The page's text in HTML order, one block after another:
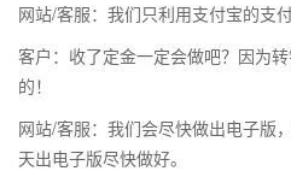
网站/客服：我们只利用支付宝的支
客户：收了定金一定会做吧？因为
的！
网站/客服：我们会尽快做出电子版
天出电子版尽快做好。